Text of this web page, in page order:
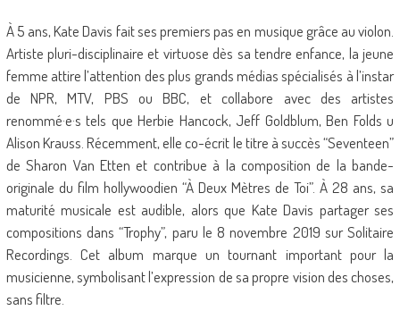
À 5 ans, Kate Davis fait ses premiers pas en musique grâce au violon.
Artiste pluri-disciplinaire et virtuose dès sa tendre enfance, la jeune
femme attire l’attention des plus grands médias spécialisés à l’instar
de NPR, MTV, PBS ou BBC, et collabore avec des artistes
renommé·e·s tels que Herbie Hancock, Jeff Goldblum, Ben Folds u
Alison Krauss. Récemment, elle co-écrit le titre à succès “Seventeen”
de Sharon Van Etten et contribue à la composition de la bande-
originale du film hollywoodien “À Deux Mètres de Toi”. À 28 ans, sa
maturité musicale est audible, alors que Kate Davis partager ses
compositions dans “Trophy”, paru le 8 novembre 2019 sur Solitaire
Recordings. Cet album marque un tournant important pour la
musicienne, symbolisant l’expression de sa propre vision des choses,
sans filtre.